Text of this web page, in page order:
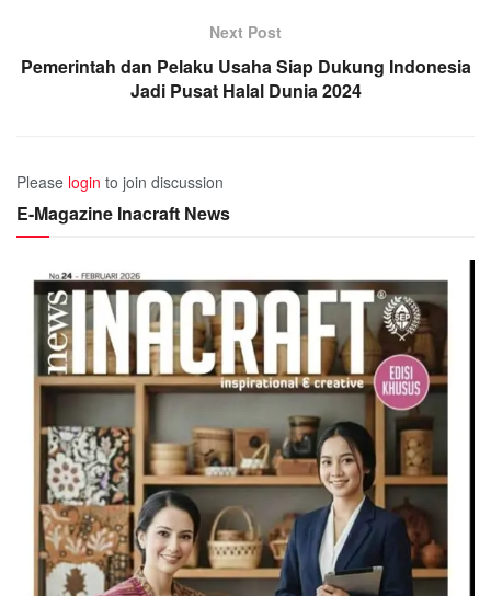
Next Post
Pemerintah dan Pelaku Usaha Siap Dukung Indonesia
Jadi Pusat Halal Dunia 2024
Please login to join discussion
E-Magazine Inacraft News